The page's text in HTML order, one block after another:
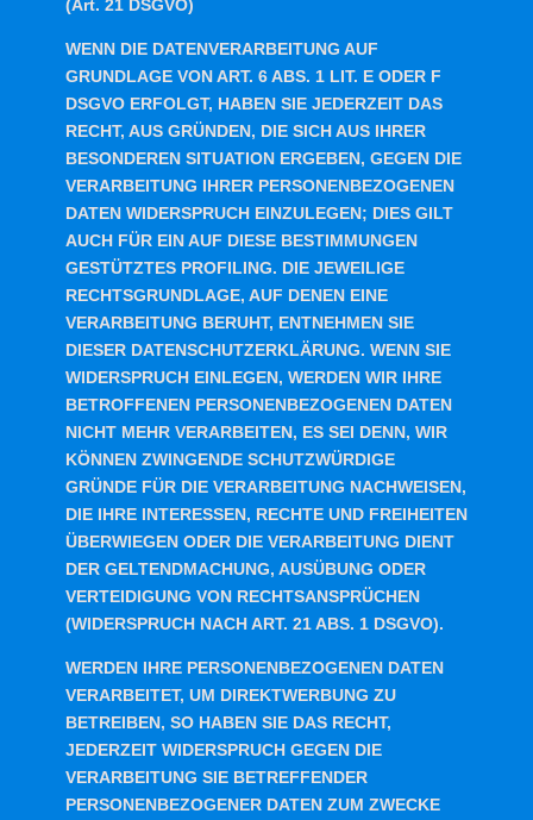
(Art. 21 DSGVO)
WENN DIE DATENVERARBEITUNG AUF
GRUNDLAGE VON ART. 6 ABS. 1 LIT. E ODER F
DSGVO ERFOLGT, HABEN SIE JEDERZEIT DAS
RECHT, AUS GRÜNDEN, DIE SICH AUS IHRER
BESONDEREN SITUATION ERGEBEN, GEGEN DIE
VERARBEITUNG IHRER PERSONENBEZOGENEN
DATEN WIDERSPRUCH EINZULEGEN; DIES GILT
AUCH FÜR EIN AUF DIESE BESTIMMUNGEN
GESTÜTZTES PROFILING. DIE JEWEILIGE
RECHTSGRUNDLAGE, AUF DENEN EINE
VERARBEITUNG BERUHT, ENTNEHMEN SIE
DIESER DATENSCHUTZERKLÄRUNG. WENN SIE
WIDERSPRUCH EINLEGEN, WERDEN WIR IHRE
BETROFFENEN PERSONENBEZOGENEN DATEN
NICHT MEHR VERARBEITEN, ES SEI DENN, WIR
KÖNNEN ZWINGENDE SCHUTZWÜRDIGE
GRÜNDE FÜR DIE VERARBEITUNG NACHWEISEN,
DIE IHRE INTERESSEN, RECHTE UND FREIHEITEN
ÜBERWIEGEN ODER DIE VERARBEITUNG DIENT
DER GELTENDMACHUNG, AUSÜBUNG ODER
VERTEIDIGUNG VON RECHTSANSPRÜCHEN
(WIDERSPRUCH NACH ART. 21 ABS. 1 DSGVO).
WERDEN IHRE PERSONENBEZOGENEN DATEN
VERARBEITET, UM DIREKTWERBUNG ZU
BETREIBEN, SO HABEN SIE DAS RECHT,
JEDERZEIT WIDERSPRUCH GEGEN DIE
VERARBEITUNG SIE BETREFFENDER
PERSONENBEZOGENER DATEN ZUM ZWECKE